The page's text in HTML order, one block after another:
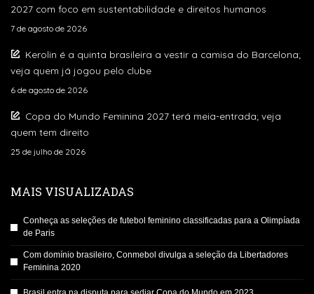
2027 com foco em sustentabilidade e direitos humanos
7 de agosto de 2026
Kerolin é a quinta brasileira a vestir a camisa do Barcelona;
veja quem já jogou pelo clube
6 de agosto de 2026
Copa do Mundo Feminina 2027 terá meia-entrada; veja
quem tem direito
25 de julho de 2026
MAIS VISUALIZADAS
Conheça as seleções de futebol feminino classificadas para a Olimpíada
de Paris
Com domínio brasileiro, Conmebol divulga a seleção da Libertadores
Feminina 2020